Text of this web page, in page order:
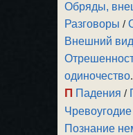
Обряды,
Разговоры /
Внешний вид
одиночество.
П Падения /
Чревоугодие
Познание